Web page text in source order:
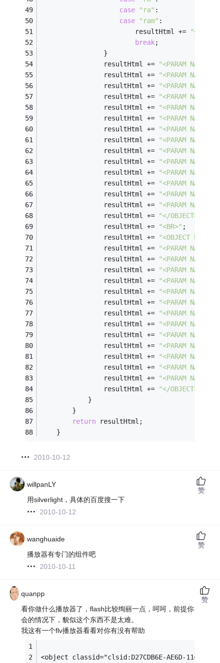
case
"ra" :
case
"ram" :
                        resultHtml +=
break;
                }
                resultHtml +=
"<PARAM
                resultHtml +=
"<PARAM
                resultHtml +=
"<PARAM
                resultHtml +=
"<PARAM
                resultHtml +=
"<PARAM
                resultHtml +=
"<PARAM
                resultHtml +=
"<PARAM
                resultHtml +=
"<PARAM
                resultHtml +=
"<PARAM
                resultHtml +=
"<PARAM
                resultHtml +=
"<PARAM
                resultHtml +=
"<PARAM
                resultHtml +=
"<PARAM
                resultHtml +=
"<PARAM
                resultHtml +=
"</OBJECT>"
                resultHtml +=
"<BR>" ;
                resultHtml +=
"<OBJECT
                resultHtml +=
"<PARAM
                resultHtml +=
"<PARAM
                resultHtml +=
"<PARAM
                resultHtml +=
"<PARAM
                resultHtml +=
"<PARAM
                resultHtml +=
"<PARAM
                resultHtml +=
"<PARAM
                resultHtml +=
"<PARAM
                resultHtml +=
"<PARAM
                resultHtml +=
"<PARAM
                resultHtml +=
"<PARAM
                resultHtml +=
"<PARAM
                resultHtml +=
"<PARAM
                resultHtml +=
"</OBJECT>"
            }
        }
return resultHtml;
    }
2010-10-12
willpanLY
用silverlight，具体的百度搜一下
2010-10-12
赞
wanghuaide
播放器有专门的组件吧
2010-10-11
赞
quanpp
看你做什么播放器了，flash比较绚丽一点，呵呵，前提你
会的情况下，貌似这个东西不是太难。
我这有一个flv播放器看看对你有没有帮助
<object classid="clsid:D27CDB6E-AE6D-11cf-
赞